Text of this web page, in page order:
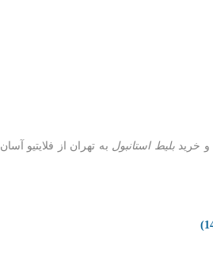
و خریدبلیط استانبول به تهران از فلایتیو